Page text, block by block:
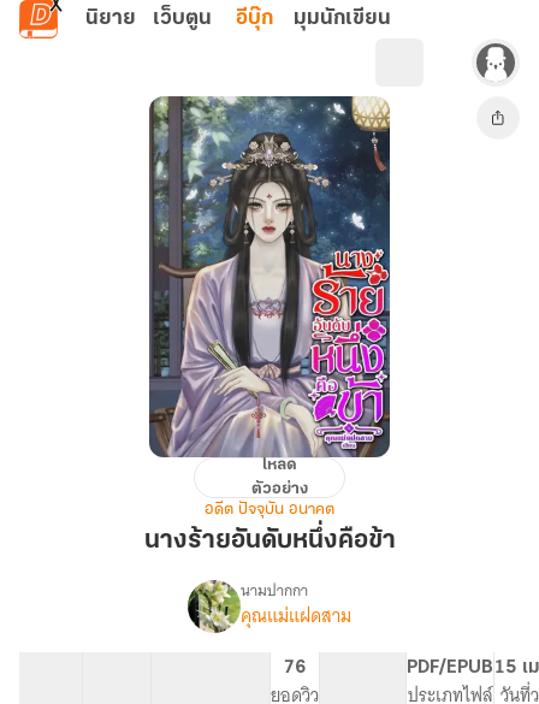
ข้ามไปยังเนื้อหาหลัก
นิยาย เว็บตูน อีบุ๊ก มุมนักเขียน
อันดับ
โหลด
ตัวอย่าง
อดีต ปัจจุบัน อนาคต
นางร้ายอันดับหนึ่งคือข้า
เรื่อง
ร้าย
อันดับ
นามปากกา
คุณแม่แฝดสาม
76
ยอดวิว
PDF/EPUB
ประเภทไฟล์
15 เ
วันที่